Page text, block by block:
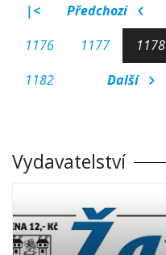
|< Předchozí
1176
1177 1178
1182
Další
Vydavatelství